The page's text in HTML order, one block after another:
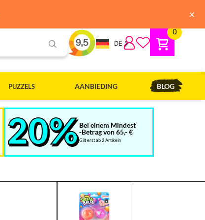
DE
0
PUZZELS AANBIEDING BLOG
Bei einem Mindest
-Betrag von 65,- €
Gilt erst ab 2 Artikeln
×